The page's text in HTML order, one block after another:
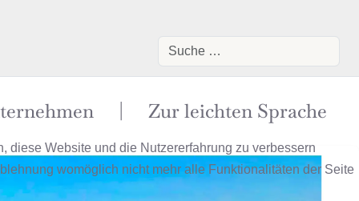
Suchen
Zur leichten Sprache
diese Website und die Nutzererfahrung zu verbessern
womöglich nicht mehr alle Funktionalitäten der Seite